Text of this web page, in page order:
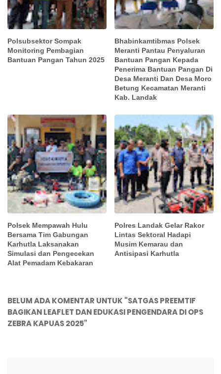
Polsubsektor Sompak
Monitoring Pembagian
Bantuan Pangan Tahun 2025
Bhabinkamtibmas Polsek
Meranti Pantau Penyaluran
Bantuan Pangan Kepada
Penerima Bantuan Pangan Di
Desa Meranti Dan Desa Moro
Betung Kecamatan Meranti
Kab. Landak
Polsek Mempawah Hulu
Bersama Tim Gabungan
Karhutla Laksanakan
Simulasi dan Pengecekan
Alat Pemadam Kebakaran
Polres Landak Gelar Rakor
Lintas Sektoral Hadapi
Musim Kemarau dan
Antisipasi Karhutla
BELUM ADA KOMENTAR UNTUK "SATGAS PREEMTIF
BAGIKAN LEAFLET DAN EDUKASI PENGENDARA DI OPS
ZEBRA KAPUAS 2025"